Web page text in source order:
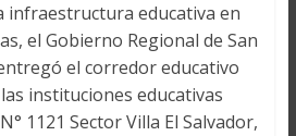
infraestructura educativa en
el Gobierno Regional de San
el corredor educativo
instituciones educativas
1121 Sector Villa El Salvador,